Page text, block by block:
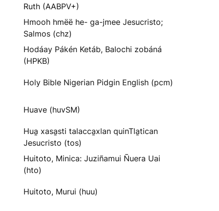
Ruth (AABPV+)
Hmooh hmëë he- ga-jmee Jesucristo;
Salmos (chz)
Hodáay Pákén Ketáb, Balochi zobáná
(HPKB)
Holy Bible Nigerian Pidgin English (pcm)
Huave (huvSM)
Hua̱ xasa̱sti talacca̱xlan quinTla̱tican
Jesucristo (tos)
Huitoto, Minica: Juziñamui Ñuera Uai
(hto)
Huitoto, Murui (huu)